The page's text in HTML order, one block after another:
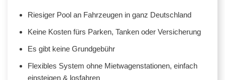
Riesiger Pool an Fahrzeugen in ganz Deutschland
Keine Kosten fürs Parken, Tanken oder Versicherung
Es gibt keine Grundgebühr
Flexibles System ohne Mietwagenstationen, einfach
einsteigen & losfahren